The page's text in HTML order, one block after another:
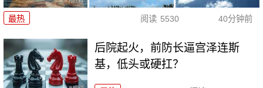
最热 阅读 5530 40分钟前
后院起火，前防长逼宫泽连斯
基，低头或硬扛？